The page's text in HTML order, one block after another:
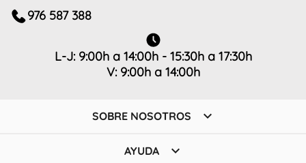
976 587 388
L-J: 9:00h a 14:00h - 15:30h a 17:30h
V: 9:00h a 14:00h
SOBRE NOSOTROS 
AYUDA 